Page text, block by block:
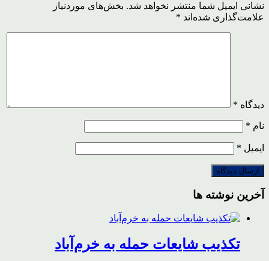
نشانی ایمیل شما منتشر نخواهد شد. بخش‌های موردنیاز
علامت‌گذاری شده‌اند *
دیدگاه *
نام *
ایمیل *
آخرین نوشته ها
تکذیب شایعات حمله به خرم‌آباد